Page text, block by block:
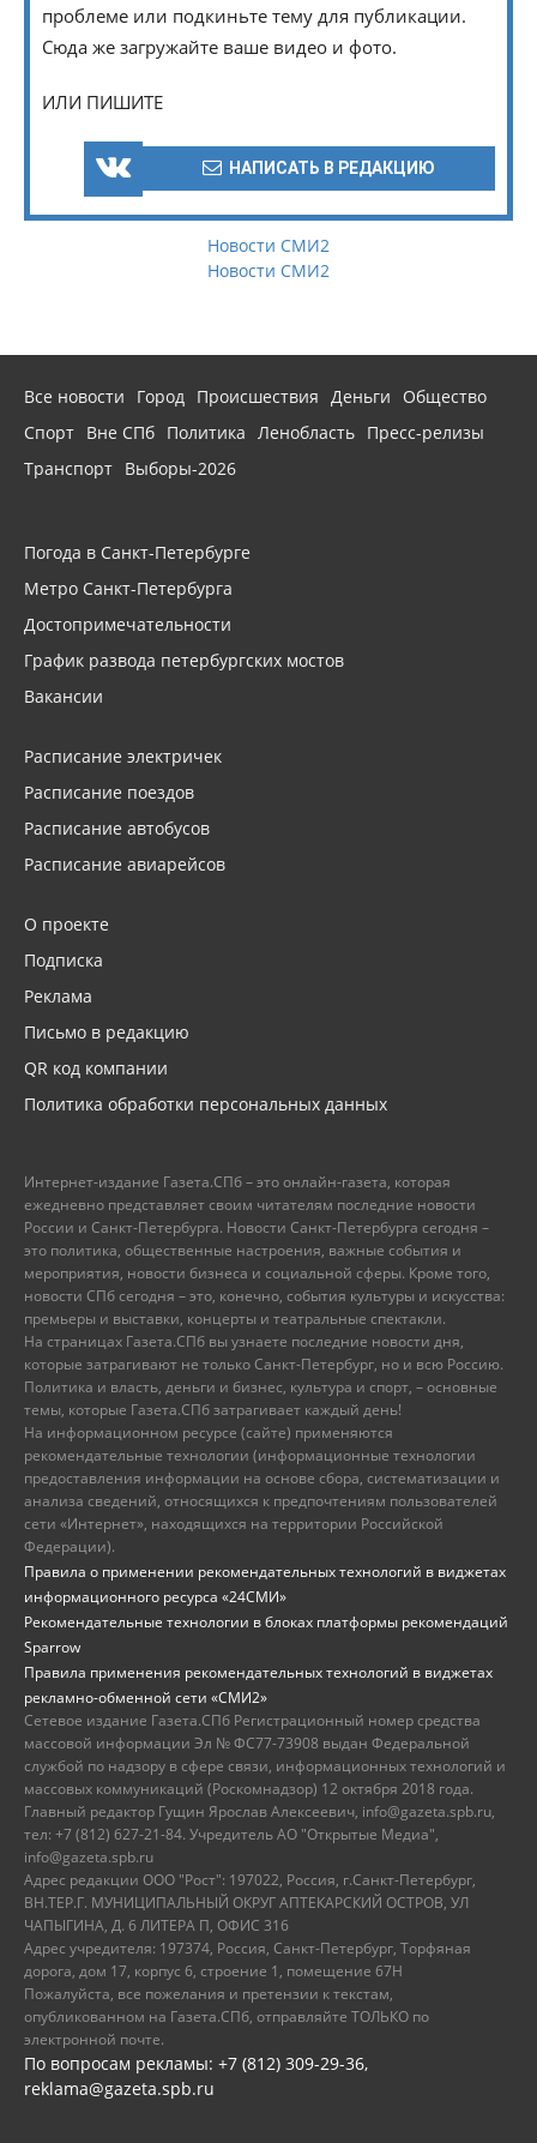
проблеме или подкиньте тему для публикации.
Сюда же загружайте ваше видео и фото.
ИЛИ ПИШИТЕ
НАПИСАТЬ В РЕДАКЦИЮ
Новости СМИ2
Новости СМИ2
Все новости Город Происшествия Деньги
Общество
Спорт Вне СПб Политика Ленобласть Пресс-релизы
Транспорт Выборы-2026
Погода в Санкт-Петербурге
Метро Санкт-Петербурга
Достопримечательности
График развода петербургских мостов
Вакансии
Расписание электричек
Расписание поездов
Расписание автобусов
Расписание авиарейсов
О проекте
Подписка
Реклама
Письмо в редакцию
QR код компании
Политика обработки персональных данных
Интернет-издание Газета.СПб – это онлайн-газета, которая
ежедневно представляет своим читателям последние новости
России и Санкт-Петербурга. Новости Санкт-Петербурга сегодня –
это политика, общественные настроения, важные события и
мероприятия, новости бизнеса и социальной сферы. Кроме того,
новости СПб сегодня – это, конечно, события культуры и искусства:
премьеры и выставки, концерты и театральные спектакли.
На страницах Газета.СПб вы узнаете последние новости дня,
которые затрагивают не только Санкт-Петербург, но и всю Россию.
Политика и власть, деньги и бизнес, культура и спорт, – основные
темы, которые Газета.СПб затрагивает каждый день!
На информационном ресурсе (сайте) применяются
рекомендательные технологии (информационные технологии
предоставления информации на основе сбора, систематизации и
анализа сведений, относящихся к предпочтениям пользователей
сети «Интернет», находящихся на территории Российской
Федерации).
Правила о применении рекомендательных технологий в виджетах
информационного ресурса «24СМИ»
Рекомендательные технологии в блоках платформы рекомендаций
Sparrow
Правила применения рекомендательных технологий в виджетах
рекламно-обменной сети «СМИ2»
Сетевое издание Газета.СПб Регистрационный номер средства
массовой информации Эл № ФС77-73908 выдан Федеральной
службой по надзору в сфере связи, информационных технологий и
массовых коммуникаций (Роскомнадзор) 12 октября 2018 года.
Главный редактор Гущин Ярослав Алексеевич, info@gazeta.spb.ru,
тел: +7 (812) 627-21-84. Учредитель АО "Открытые Медиа",
info@gazeta.spb.ru
Адрес редакции ООО "Рост": 197022, Россия, г.Санкт-Петербург,
ВН.ТЕР.Г. МУНИЦИПАЛЬНЫЙ ОКРУГ АПТЕКАРСКИЙ ОСТРОВ, УЛ
ЧАПЫГИНА, Д. 6 ЛИТЕРА П, ОФИС 316
Адрес учредителя: 197374, Россия, Санкт-Петербург, Торфяная
дорога, дом 17, корпус 6, строение 1, помещение 67Н
Пожалуйста, все пожелания и претензии к текстам,
опубликованном на Газета.СПб, отправляйте ТОЛЬКО по
электронной почте.
По вопросам рекламы: +7 (812) 309-29-36,
reklama@gazeta.spb.ru